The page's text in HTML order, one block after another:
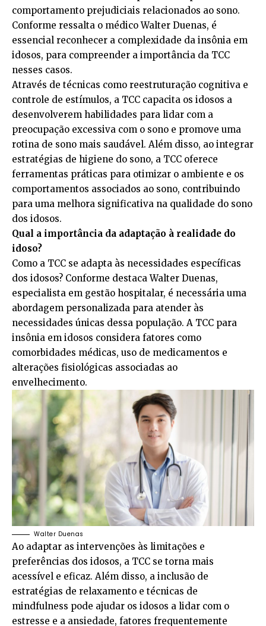
comportamento prejudiciais relacionados ao sono.
Conforme ressalta o médico Walter Duenas, é
essencial reconhecer a complexidade da insônia em
idosos, para compreender a importância da TCC
nesses casos.
Através de técnicas como reestruturação cognitiva e
controle de estímulos, a TCC capacita os idosos a
desenvolverem habilidades para lidar com a
preocupação excessiva com o sono e promove uma
rotina de sono mais saudável. Além disso, ao integrar
estratégias de higiene do sono, a TCC oferece
ferramentas práticas para otimizar o ambiente e os
comportamentos associados ao sono, contribuindo
para uma melhora significativa na qualidade do sono
dos idosos.
Qual a importância da adaptação à realidade do
idoso?
Como a TCC se adapta às necessidades específicas
dos idosos? Conforme destaca Walter Duenas,
especialista em gestão hospitalar, é necessária uma
abordagem personalizada para atender às
necessidades únicas dessa população. A TCC para
insônia em idosos considera fatores como
comorbidades médicas, uso de medicamentos e
alterações fisiológicas associadas ao
envelhecimento.
Walter Duenas
Ao adaptar as intervenções às limitações e
preferências dos idosos, a TCC se torna mais
acessível e eficaz. Além disso, a inclusão de
estratégias de relaxamento e técnicas de
mindfulness pode ajudar os idosos a lidar com o
estresse e a ansiedade, fatores frequentemente